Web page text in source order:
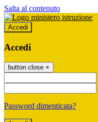
Salta al contenuto
Accedi
Accedi
button close ×
Password dimenticata?